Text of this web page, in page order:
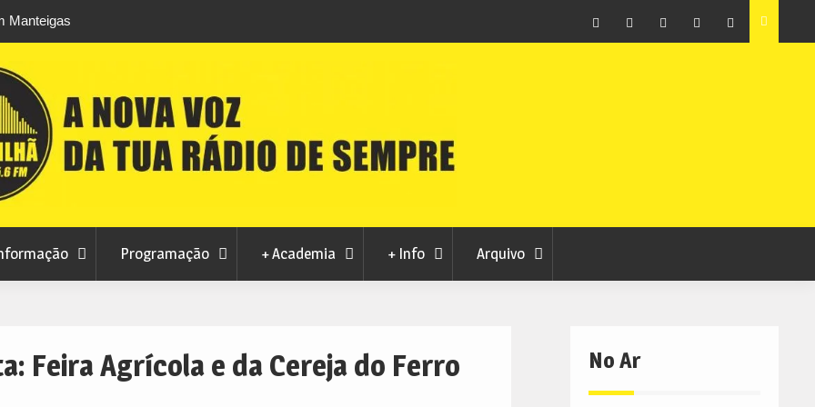
Covilhã a 7 de
Trout
Penamacor pela 7.ª vez para campo de férias
Baldios das Cortes exigem ser ouvidos no projeto da
futura da Barragem
Programação + Academia + Info Arquivo
Feira Agrícola e da Cereja do Ferro No Ar